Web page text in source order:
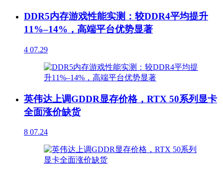
DDR5内存游戏性能实测：较DDR4平均提升
11%–14%，高端平台优势显著
4 07.29
英伟达上调GDDR显存价格，RTX 50系列显卡
全面涨价缺货
8 07.24